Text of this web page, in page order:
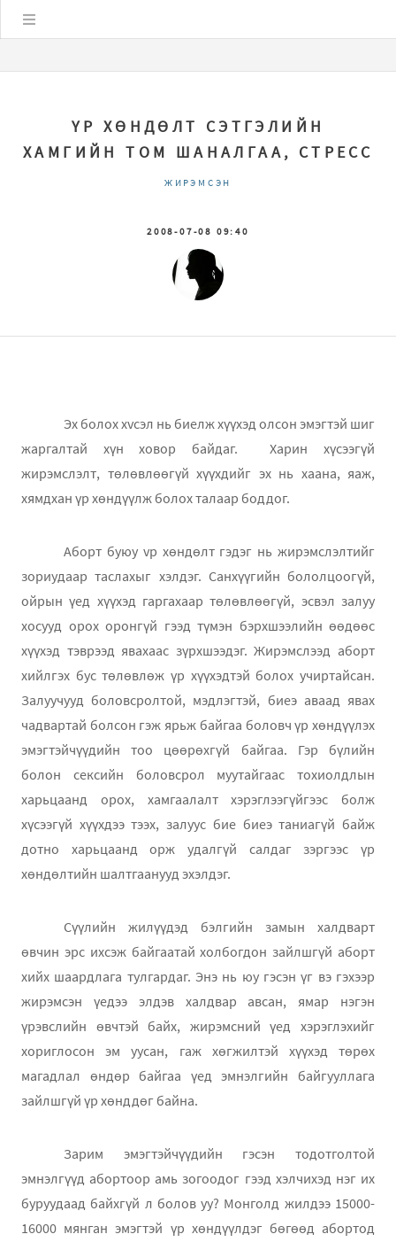
ҮР ХӨНДӨЛТ СЭТГЭЛИЙН
ХАМГИЙН ТОМ ШАНАЛГАА, СТРЕСС
ЖИРЭМСЭН
2008-07-08 09:40
Эх болох хvсэл нь биелж хүүхэд олсон эмэгтэй шиг
жаргалтай хүн ховор байдаг.
Харин хүсээгүй
жирэмслэлт, төлөвлөөгүй хүүхдийг эх нь хаана, яаж,
хямдхан үр хөндүүлж болох талаар боддог.
Аборт буюу vр хөндөлт гэдэг нь жирэмслэлтийг
зориудаар таслахыг хэлдэг. Санхүүгийн бололцоогүй,
ойрын үед хүүхэд гаргахаар төлөвлөөгүй, эсвэл залуу
хосууд орох оронгүй гээд түмэн бэрхшээлийн өөдөөс
хүүхэд тэврээд явахаас зүрхшээдэг. Жирэмслээд аборт
хийлгэх бус төлөвлөж үр хүүхэдтэй болох учиртайсан.
Залуучууд боловсролтой, мэдлэгтэй, биеэ аваад явах
чадвартай болсон гэж ярьж байгаа боловч үр хөндүүлэх
эмэгтэйчүүдийн тоо цөөрөхгүй байгаа. Гэр бүлийн
болон сексийн боловсрол муутайгаас тохиолдлын
харьцаанд орох, хамгаалалт хэрэглээгүйгээс болж
хүсээгүй хүүхдээ тээх, залуус бие биеэ таниагүй байж
дотно харьцаанд орж удалгүй салдаг зэргээс үр
хөндөлтийн шалтгаанууд эхэлдэг.
Сүүлийн жилүүдэд бэлгийн замын халдварт
өвчин эрс ихсэж байгаатай холбогдон зайлшгүй аборт
хийх шаардлага тулгардаг. Энэ нь юу гэсэн үг вэ гэхээр
жирэмсэн үедээ элдэв халдвар авсан, ямар нэгэн
үрэвслийн өвчтэй байх, жирэмсний үед хэрэглэхийг
хориглосон эм уусан, гаж хөгжилтэй хүүхэд төрөх
магадлал өндөр байгаа үед эмнэлгийн байгууллага
зайлшгүй үр хөнддөг байна.
Зарим эмэгтэйчүүдийн гэсэн тодотголтой
эмнэлгүүд абортоор амь зогоодог гээд хэлчихэд нэг их
буруудаад байхгүй л болов уу? Монголд жилдээ 15000-
16000 мянган эмэгтэй үр хөндүүлдэг бөгөөд абортод